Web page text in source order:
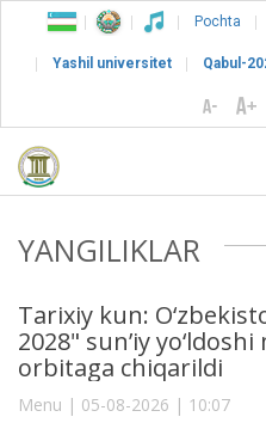
Pochta
Yashil universitet Qabul-
YANGILIKLAR
Tarixiy kun:
2028" sun’iy
orbitaga chiqarildi
Menu | 05-08-2026 | 10:07